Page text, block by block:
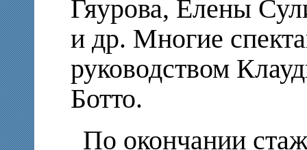
Гяурова, Елены
и др. Многие
руководством
Ботто.
По окончании